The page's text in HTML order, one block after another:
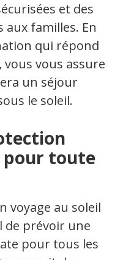
et des
familles. En
qui répond
vous assurez
un séjour
le soleil.
pour toute
voyage au soleil
de prévoir une
pour tous les